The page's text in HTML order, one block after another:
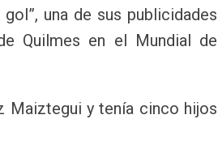
una de sus publicidades
Quilmes en el Mundial de
Maiztegui y tenía cinco hijos